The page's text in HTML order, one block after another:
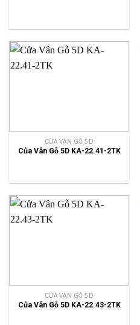
CỬA VÂN GỖ 5D
Cửa Vân Gỗ 5D KA-22.41-2TK
CỬA VÂN GỖ 5D
Cửa Vân Gỗ 5D KA-22.43-2TK